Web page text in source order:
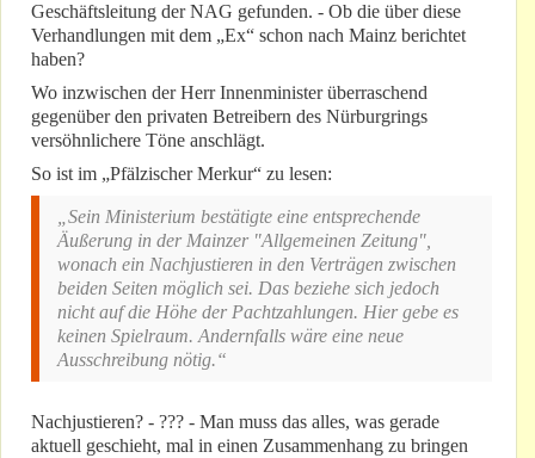
Geschäftsleitung der NAG gefunden. - Ob die über diese
Verhandlungen mit dem „Ex“ schon nach Mainz berichtet
haben?
Wo inzwischen der Herr Innenminister überraschend
gegenüber den privaten Betreibern des Nürburgrings
versöhnlichere Töne anschlägt.
So ist im „Pfälzischer Merkur“ zu lesen:
„Sein Ministerium bestätigte eine entsprechende
Äußerung in der Mainzer "Allgemeinen Zeitung",
wonach ein Nachjustieren in den Verträgen zwischen
beiden Seiten möglich sei. Das beziehe sich jedoch
nicht auf die Höhe der Pachtzahlungen. Hier gebe es
keinen Spielraum. Andernfalls wäre eine neue
Ausschreibung nötig.“
Nachjustieren? - ??? - Man muss das alles, was gerade
aktuell geschieht, mal in einen Zusammenhang zu bringen